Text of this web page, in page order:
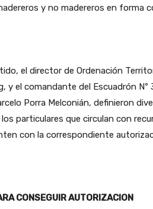
y no madereros en forma
el director de Ordenación
y el comandante del Escuadrón Nº
Porra Melconián, definieron
los particulares que circulan con
con la correspondiente
CONSEGUIR AUTORIZACION